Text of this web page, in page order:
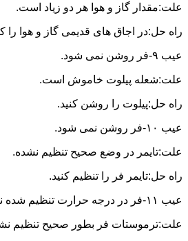
علت:مقدار گاز و هوا هر دو زیاد است.
راه حل:در اجاق های قدیمی گاز و هوا را
عیب ۹-فر روشن نمی شود.
علت:شعله پیلوت خاموش است.
راه حل:پیلوت را روشن کنید.
عیب ۱۰-فر روشن نمی شود.
علت:تایمر در وضع صحیح تنظیم نشده.
راه حل:تایمر فر را تنظیم کنید.
عیب ۱۱-فر در درجه حرارت تنظیم شده نگهداری نمی شود.
علت:ترموستات فر بطور صحیح تنظیم